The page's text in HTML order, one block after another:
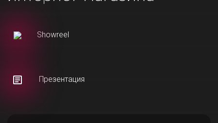
Showreel
Презентация